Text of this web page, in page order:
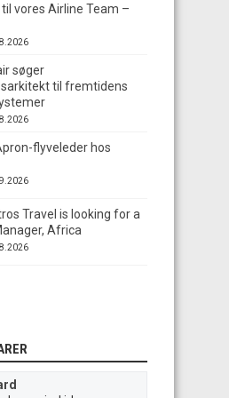
vores Airline Team –
søger
til fremtidens
flyveleder hos
Travel is looking for a
Africa